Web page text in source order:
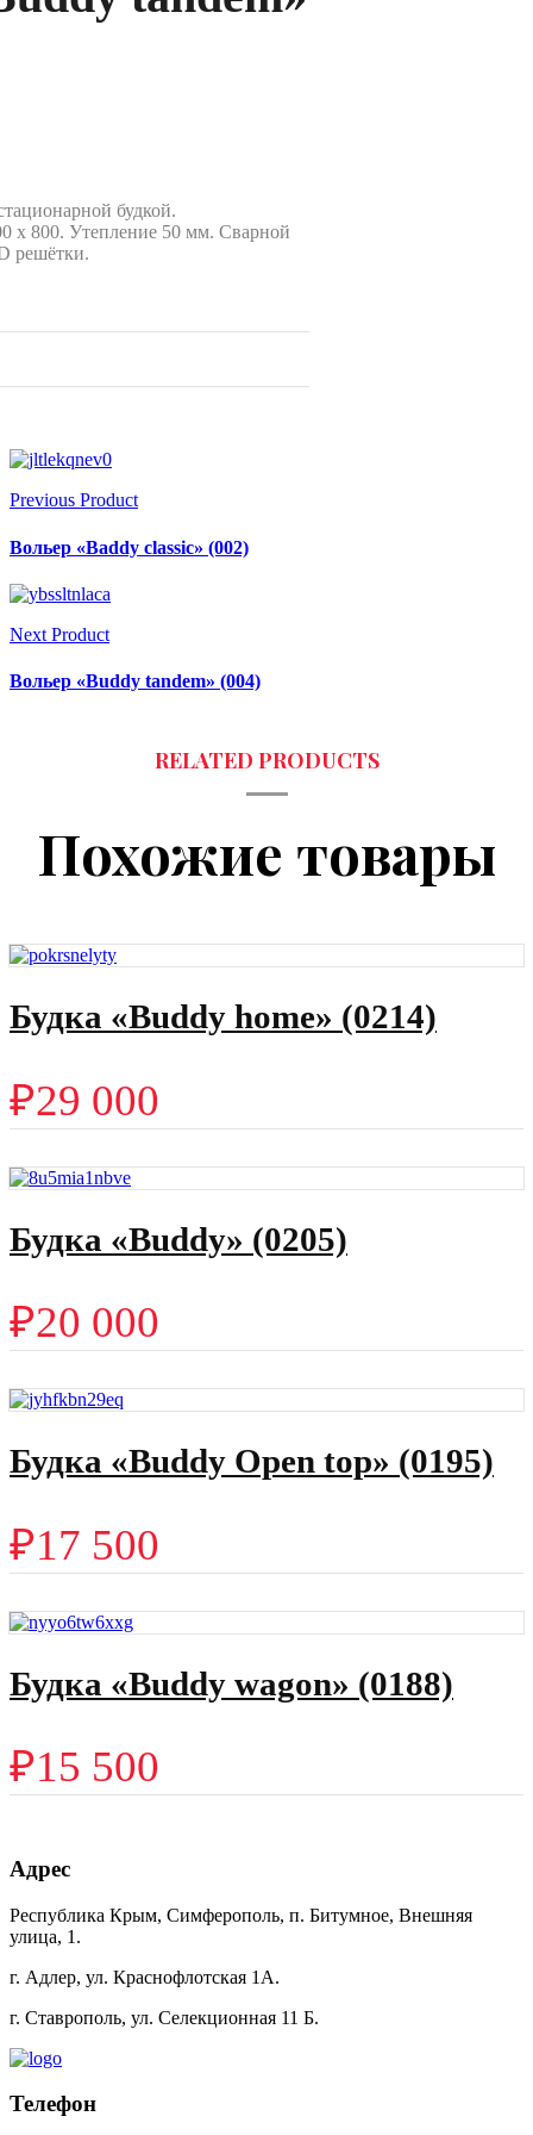
будкой.
х 800. Утепление 50 мм. Сварной
решётки.
Previous Product
Вольер «Baddy classic» (002)
Next Product
Вольер «Buddy tandem» (004)
Похожие товары
Будка «Buddy home» (0214)
₽29 000
Будка «Buddy» (0205)
₽20 000
Будка «Buddy Open top» (0195)
₽17 500
Будка «Buddy wagon» (0188)
₽15 500
Адрес
Республика Крым, Симферополь, п. Битумное, Внешняя
улица, 1.
г. Адлер, ул. Краснофлотская 1А.
г. Ставрополь, ул. Селекционная 11 Б.
Телефон